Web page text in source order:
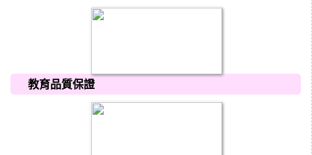
教育品質保證